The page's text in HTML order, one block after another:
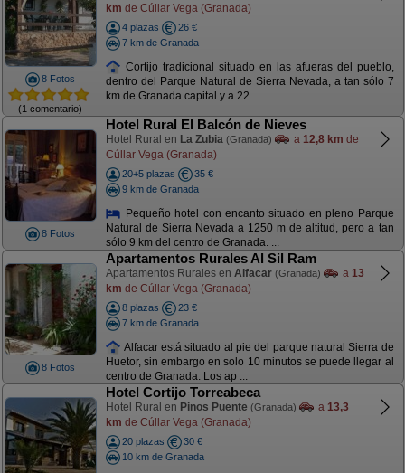
8 Fotos
(1 comentario)
km de Cúllar Vega (Granada)
4 plazas
26 €
7 km de Granada
Cortijo tradicional situado en las afueras del pueblo,
dentro del Parque Natural de Sierra Nevada, a tan sólo 7
km de Granada capital y a 22 ...
8 Fotos
Hotel Rural El Balcón de Nieves
Hotel Rural en La Zubia (Granada) a 12,8 km de
Cúllar Vega (Granada)
20+5 plazas
35 €
9 km de Granada
Pequeño hotel con encanto situado en pleno Parque
Natural de Sierra Nevada a 1250 m de altitud, pero a tan
sólo 9 km del centro de Granada. ...
8 Fotos
Apartamentos Rurales Al Sil Ram
Apartamentos Rurales en Alfacar (Granada) a 13
km de Cúllar Vega (Granada)
8 plazas
23 €
7 km de Granada
Alfacar está situado al pie del parque natural Sierra de
Huetor, sin embargo en solo 10 minutos se puede llegar al
centro de Granada. Los ap ...
Hotel Cortijo Torreabeca
Hotel Rural en Pinos Puente (Granada) a 13,3
km de Cúllar Vega (Granada)
20 plazas
30 €
10 km de Granada